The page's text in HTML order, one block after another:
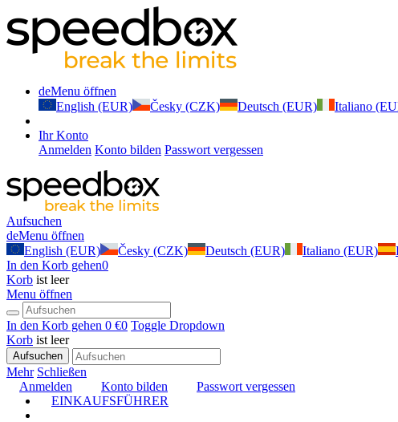
deMenu öffnen
English (EUR)
Česky (CZK) Deutsch (EUR) Italiano
Ihr Konto
Anmelden Konto bilden Passwort vergessen
Aufsuchen
deMenu öffnen
English (EUR)
Česky (CZK) Deutsch (EUR) Italiano (EUR)
In den Korb gehen0
Korb ist leer
Menu öffnen
In den Korb gehen 0 €0 Toggle Dropdown
Korb ist leer
Aufsuchen
Mehr Schließen
Anmelden
Konto bilden
Passwort vergessen
EINKAUFSFÜHRER